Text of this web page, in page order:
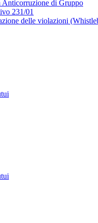
Anticorruzione di Gruppo
231/01
delle violazioni